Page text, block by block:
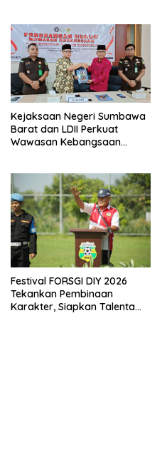
Kejaksaan Negeri Sumbawa
Barat dan LDII Perkuat
Wawasan Kebangsaan
Festival FORSGI DIY 2026
Tekankan Pembinaan
Karakter, Siapkan Talenta